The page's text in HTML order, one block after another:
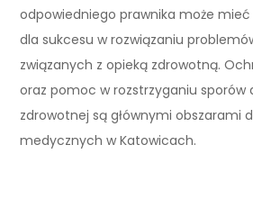
odpowiedniego prawnika może
dla sukcesu w rozwiązaniu
związanych z opieką zdrowotną.
oraz pomoc w rozstrzyganiu
zdrowotnej są głównymi obszarami
medycznych w Katowicach.